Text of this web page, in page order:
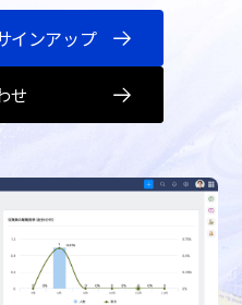
インアップ
せ